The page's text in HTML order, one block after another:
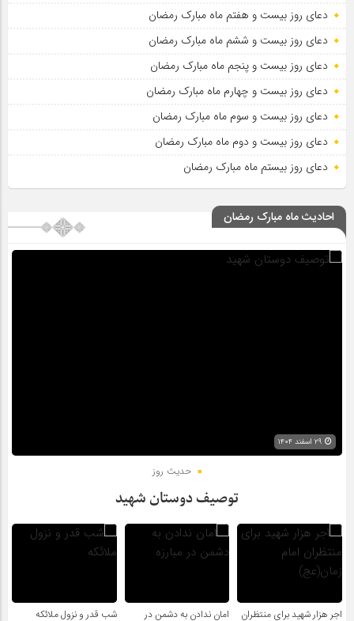
دعای روز بیست و هفتم ماه مبارک رمضان
دعای روز بیست و ششم ماه مبارک رمضان
دعای روز بیست و پنجم ماه مبارک رمضان
دعای روز بیست و چهارم ماه مبارک رمضان
دعای روز بیست و سوم ماه مبارک رمضان
دعای روز بیست و دوم ماه مبارک رمضان
دعای روز بیستم ماه مبارک رمضان
احادیث ماه مبارک رمضان
حدیث روز
توصیف دوستان شهید
اجر هزار شهید برای منتظران
امان ندادن به دشمن در
شب قدر و نزول ملائکه